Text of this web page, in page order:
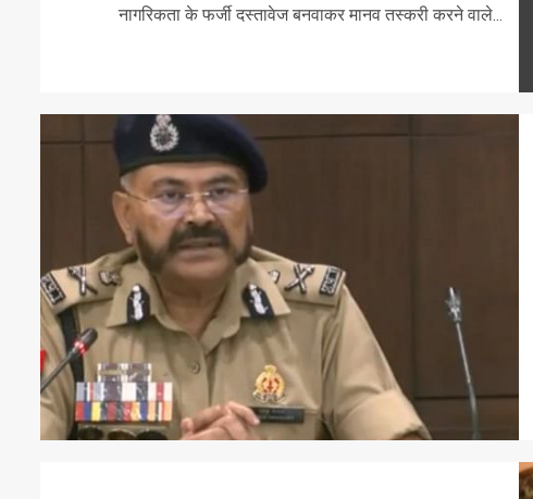
नागरिकता के फर्जी दस्तावेज बनवाकर मानव तस्करी करने वाले...